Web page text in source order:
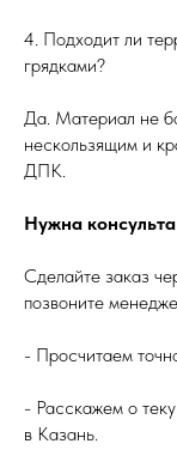
4. Подходит ли
грядками?
Да. Материал не
нескользящим и
ДПК.
Нужна
Сделайте заказ
позвоните
- Просчитаем
- Расскажем о
в Казань.